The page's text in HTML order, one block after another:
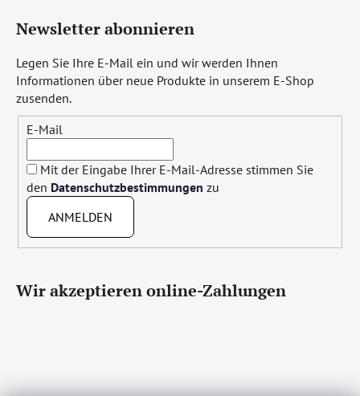
Newsletter abonnieren
Legen Sie Ihre E-Mail ein und wir werden Ihnen
Informationen über neue Produkte in unserem E-Shop
zusenden.
E-Mail
Mit der Eingabe Ihrer E-Mail-Adresse stimmen Sie
den Datenschutzbestimmungen zu
ANMELDEN
Wir akzeptieren online-Zahlungen